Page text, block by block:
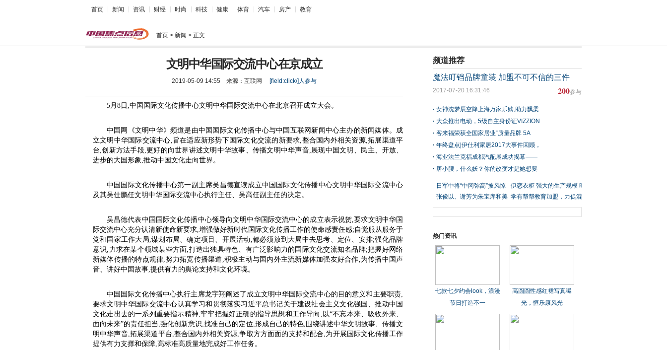
首页 新闻 资讯 财经 时尚 科技 健康 体育 汽车 房产 教育
首页 > 新闻 > 正文
文明中华国际交流中心在京成立
2019-05-09 14:55 来源： 互联网 [field:click/] 人参与
5月8日,中国国际文化传播中心文明中华国际交流中心在北京召开成立大会。
中国网《文明中华》频道是由中国国际文化传播中心与中国互联网新闻中心主办的新闻媒体。成
立文明中华国际交流中心,旨在适应新形势下国际文化交流的新要求,整合国内外相关资源,拓展渠道平
台,创新方法手段,更好的向世界讲述文明中华故事、传播文明中华声音,展现中国文明、民主、开放、
进步的大国形象,推动中国文化走向世界。
中国国际文化传播中心第一副主席吴昌德宣读成立中国国际文化传播中心文明中华国际交流中心
及其吴仕鹏任文明中华国际交流中心执行主任、吴高任副主任的决定。
吴昌德代表中国国际文化传播中心领导向文明中华国际交流中心的成立表示祝贺,要求文明中华国
际交流中心充分认清新使命新要求,增强做好新时代国际文化传播工作的使命感责任感;自觉服从服务于
党和国家工作大局,谋划布局、确定项目、开展活动,都必须放到大局中去思考、定位、安排;强化品牌
意识,力求在某个领域某些方面,打造出独具特色、有广泛影响力的国际文化交流知名品牌;把握好网络
新媒体传播的特点规律,努力拓宽传播渠道,积极主动与国内外主流新媒体加强友好合作,为传播中国声
音、讲好中国故事,提供有力的舆论支持和文化环境。
中国国际文化传播中心执行主席龙宇翔阐述了成立文明中华国际交流中心的目的意义和主要职责,
要求文明中华国际交流中心认真学习和贯彻落实习近平总书记关于建设社会主义文化强国、推动中国
文化走出去的一系列重要指示精神,牢牢把握好正确的指导思想和工作导向,以“不忘本来、吸收外来、
面向未来”的责任担当,强化创新意识,找准自己的定位,形成自己的特色,围绕讲述中华文明故事、传播文
明中华声音,拓展渠道平台,整合国内外相关资源,争取方方面面的支持和配合,为开展国际文化传播工作
提供有力支撑和保障,高标准高质量地完成好工作任务。
频道推荐
魔法叮铛品牌童装 加盟不可不信的三件
200参与
2017-07-20 16:31:46
女神沈梦辰空降上海万家乐购,助力飘柔
大众推出电动，5级自主身份证VIZZION
客来福荣获全国家居业“质量品牌 5A
年终盘点|伊仕利家居2017大事件回顾，
海业法兰克福成都汽配展成功揭幕——
唐小腰，什么妖？你的改变才是她想要
日军中将“中冈弥高”披风惊
现高密
伊恋衣柜 强大的生产规模 时
尚前沿的
张俊以、谢芳为朱宝库和美
籍陈思思振
学有帮帮教育加盟，力促混
合式教学惠
热门资讯
七款七夕约会look，浪漫
节日打造不一
高圆圆性感红裙写真曝
光，恒乐康风光